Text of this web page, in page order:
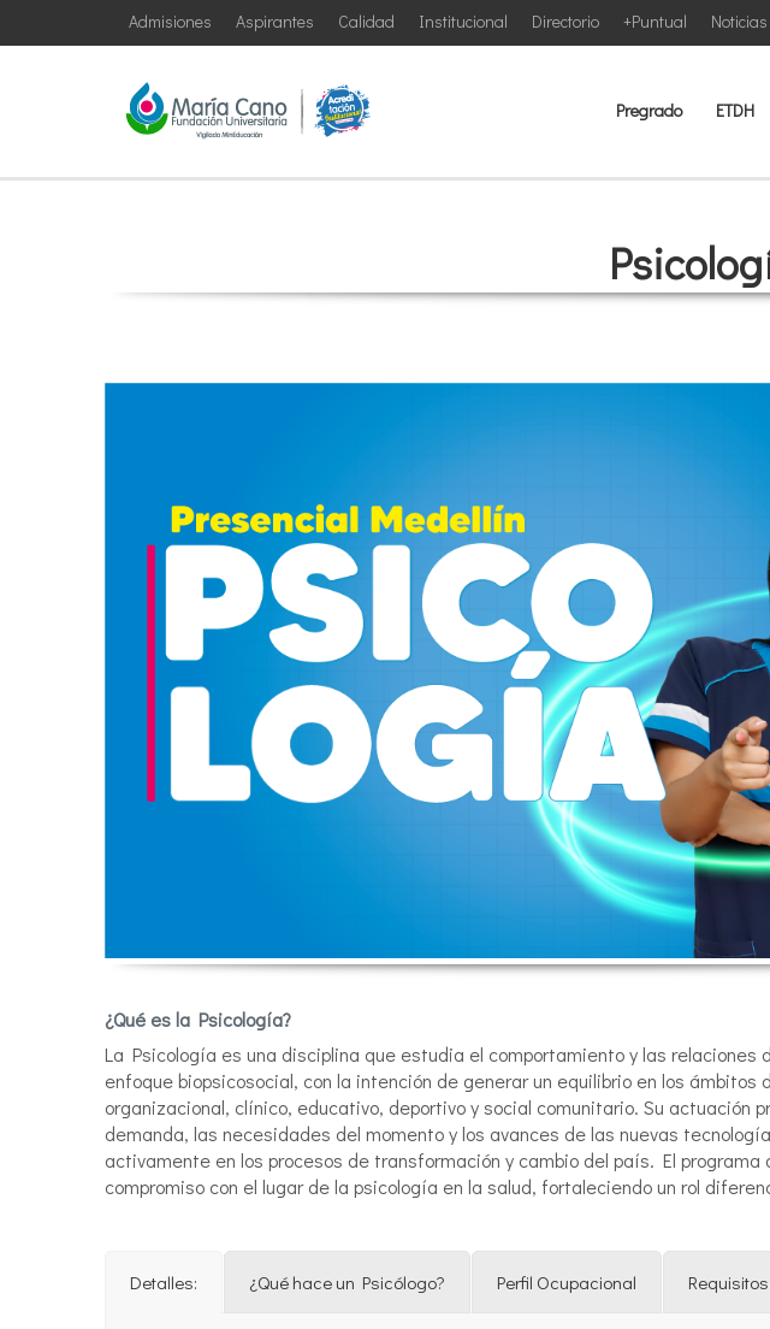
Noticias
+Puntual
Directorio
Institucional
Calidad
Aspirantes
Admisiones
Pregrado ETDH
¿Qué es la Psicología?
La Psicología es una disciplina que estudia el comportamiento y las relaciones
enfoque biopsicosocial, con la intención de generar un equilibrio en los ámbitos
organizacional, clínico, educativo, deportivo y social comunitario. Su actuación
demanda, las necesidades del momento y los avances de las nuevas
activamente en los procesos de transformación y cambio del país. El programa
compromiso con el lugar de la psicología en la salud, fortaleciendo un rol
Detalles: ¿Qué hace un Psicólogo? Perfil Ocupacional